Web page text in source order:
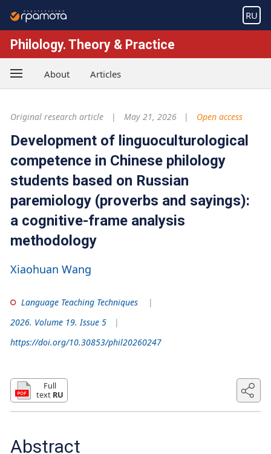
RU
Philology. Theory & Practice
About Articles
Original research article May 21, 2026 Open access
Development of linguoculturological
competence in Chinese philology
students based on Russian
paremiology (proverbs and sayings):
a cognitive-frame analysis
methodology
Xiaohuan Wang
Language Teaching Techniques
2026. Volume 19. Issue 5
https://doi.org/10.30853/phil20260247
Full
text RU
Abstract